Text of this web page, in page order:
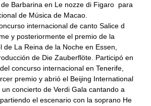
Barbarina en Le nozze di Figaro para
de Música de Macao.
internacional de canto Salice d
y posteriormente el premio de la
de La Reina de la Noche en Essen,
de Die Zauberflöte. Participó en
concurso internacional en Tenerife,
premio y abrió el Beijing International
concierto de Verdi Gala cantando a
el escenario con la soprano He